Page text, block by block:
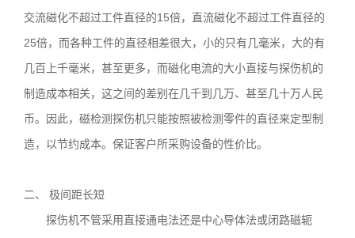
交流磁化不超过工件直径的15倍，直流磁化不超过工件直径的
25倍，而各种工件的直径相差很大，小的只有几毫米，大的有
几百上千毫米，甚至更多，而磁化电流的大小直接与探伤机的
制造成本相关，这之间的差别在几千到几万、甚至几十万人民
币。因此，磁检测探伤机只能按照被检测零件的直径来定型制
造，以节约成本。保证客户所采购设备的性价比。
二、 极间距长短
探伤机不管采用直接通电法还是中心导体法或闭路磁轭